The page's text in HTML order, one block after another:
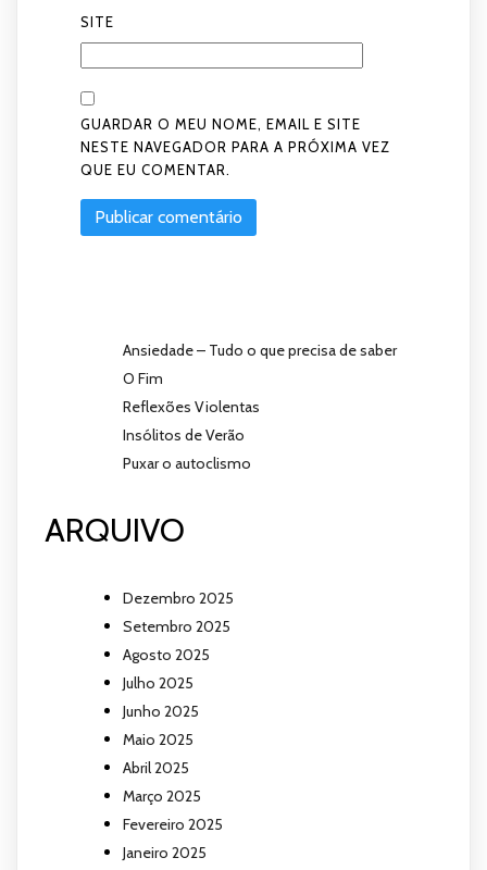
SITE
GUARDAR O MEU NOME, EMAIL E SITE
NESTE NAVEGADOR PARA A PRÓXIMA VEZ
QUE EU COMENTAR.
Ansiedade – Tudo o que precisa de saber
O Fim
Reflexões Violentas
Insólitos de Verão
Puxar o autoclismo
ARQUIVO
Dezembro 2025
Setembro 2025
Agosto 2025
Julho 2025
Junho 2025
Maio 2025
Abril 2025
Março 2025
Fevereiro 2025
Janeiro 2025